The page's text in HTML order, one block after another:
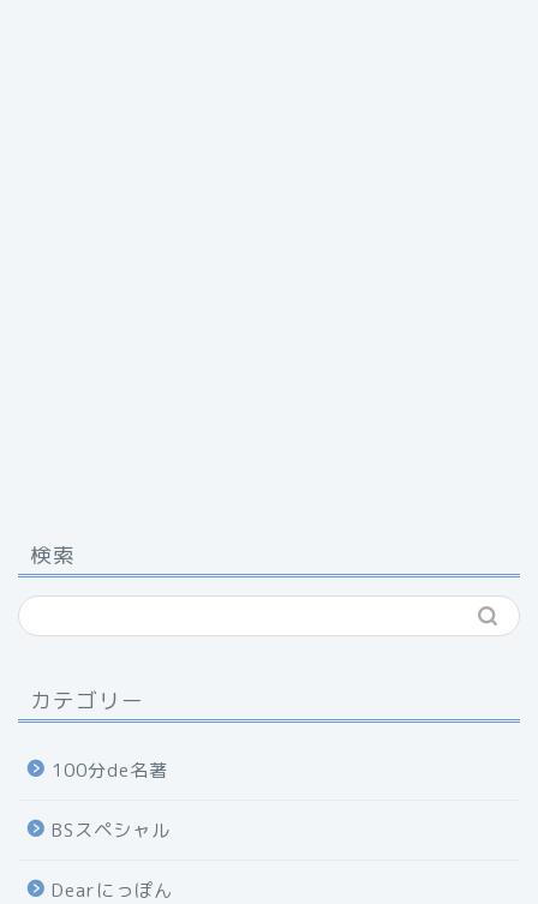
検索
カテゴリー
100分de名著
BSスペシャル
Dearにっぽん